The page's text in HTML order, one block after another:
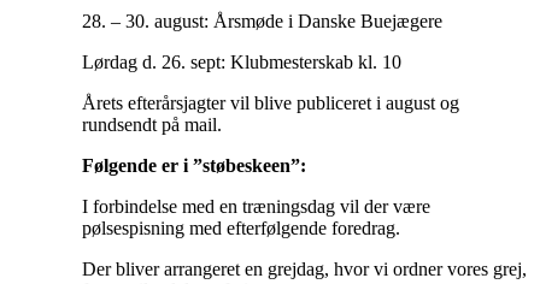
28. – 30. august: Årsmøde i Danske Buejægere
Lørdag d. 26. sept: Klubmesterskab kl. 10
Årets efterårsjagter vil blive publiceret i august og
rundsendt på mail.
Følgende er i ”støbeskeen”:
I forbindelse med en træningsdag vil der være
pølsespisning med efterfølgende foredrag.
Der bliver arrangeret en grejdag, hvor vi ordner vores grej,